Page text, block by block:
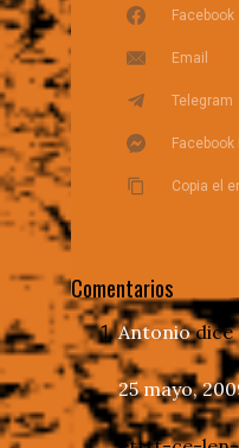
Facebook
Email
Telegram
Copia el
Comentarios
Antonio dice
25 mayo,